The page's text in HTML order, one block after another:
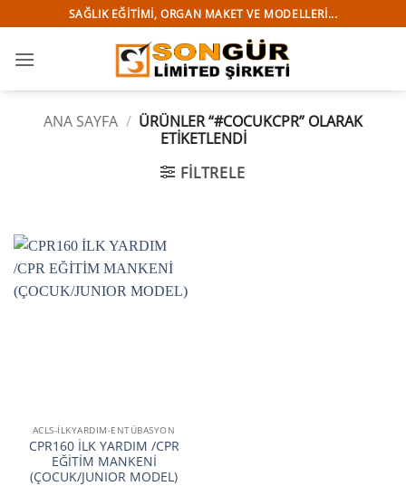
atla
SAĞLIK EĞITIMI, ORGAN MAKET VE MODELLERI...
ANA SAYFA / ÜRÜNLER “#COCUKCPR” OLARAK
ETIKETLENDI
FILTRELE
ACLS-İLKYARDIM-ENTÜBASYON
CPR160 İLK YARDIM /CPR
EĞİTİM MANKENİ
(ÇOCUK/JUNIOR MODEL)